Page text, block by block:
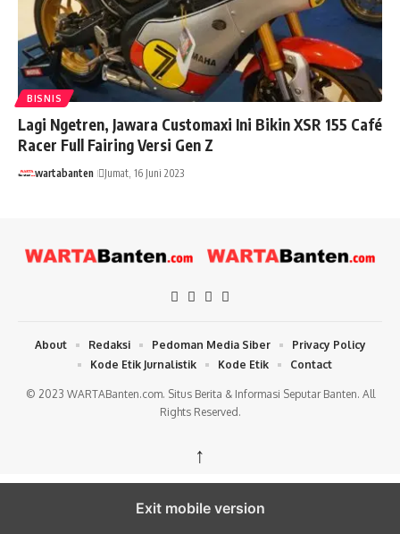
BISNIS
Lagi Ngetren, Jawara Customaxi Ini Bikin XSR 155 Café
Racer Full Fairing Versi Gen Z
wartabanten Jumat, 16 Juni 2023
© 2023 WARTABanten.com. Situs Berita & Informasi Seputar Banten. All
Rights Reserved.
About Redaksi Pedoman Media Siber
Privacy Policy
Kode Etik Jurnalistik
Kode Etik Contact
↑
Exit mobile version